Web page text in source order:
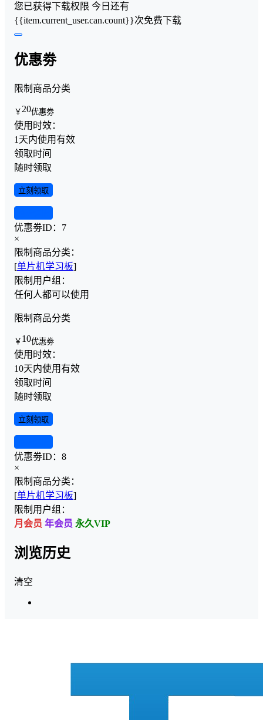
您已获得下载权限 今日还有
{{item.current_user.can.count}}次免费下载
优惠劵
限制商品分类
￥ 20优惠劵
使用时效：
1天内使用有效
领取时间
随时领取
立刻领取
优惠劵ID： 7
×
限制商品分类：
[单片机学习板]
限制用户组：
任何人都可以使用
限制商品分类
￥ 10优惠劵
使用时效：
10天内使用有效
领取时间
随时领取
立刻领取
优惠劵ID： 8
×
限制商品分类：
[单片机学习板]
限制用户组：
月会员 年会员 永久VIP
浏览历史
清空